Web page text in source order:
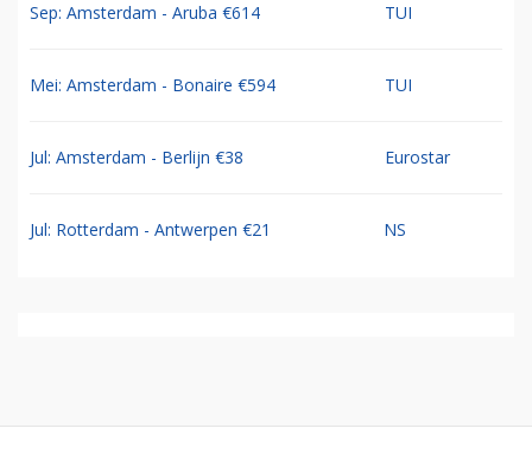
Sep: Amsterdam - Aruba €614 TUI
Mei: Amsterdam - Bonaire €594 TUI
Jul: Amsterdam - Berlijn €38 Eurostar
Jul: Rotterdam - Antwerpen €21 NS